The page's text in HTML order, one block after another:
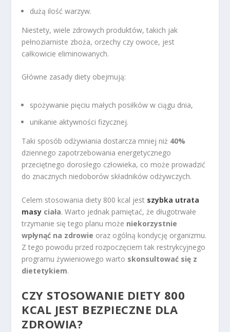
dużą ilość warzyw.
Niestety, wiele zdrowych produktów, takich jak
pełnoziarniste zboża, orzechy czy owoce, jest
całkowicie eliminowanych.
Główne zasady diety obejmują:
spożywanie pięciu małych posiłków w ciągu dnia,
unikanie aktywności fizycznej.
Taki sposób odżywiania dostarcza mniej niż 40%
dziennego zapotrzebowania energetycznego
przeciętnego dorosłego człowieka, co może prowadzić
do znacznych niedoborów składników odżywczych.
Celem stosowania diety 800 kcal jest szybka utrata
masy ciała. Warto jednak pamiętać, że długotrwałe
trzymanie się tego planu może niekorzystnie
wpłynąć na zdrowie oraz ogólną kondycję organizmu.
Z tego powodu przed rozpoczęciem tak restrykcyjnego
programu żywieniowego warto skonsultować się z
dietetykiem.
CZY STOSOWANIE DIETY 800
KCAL JEST BEZPIECZNE DLA
ZDROWIA?